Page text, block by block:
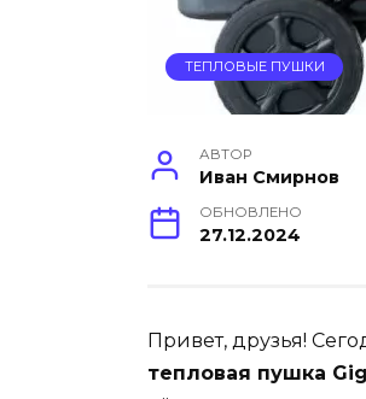
ТЕПЛОВЫЕ ПУШКИ
АВТОР
Иван Смирнов
ОБНОВЛЕНО
27.12.2024
Привет, друзья!
тепловая пушка